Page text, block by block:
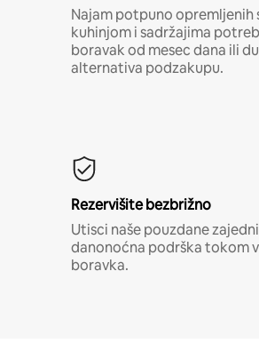
Najam potpuno opremljenih
kuhinjom i sadržajima
boravak od mesec dana ili
alternativa podzakupu.
Rezervišite bezbrižno
Utisci naše pouzdane
danonoćna podrška tokom
boravka.